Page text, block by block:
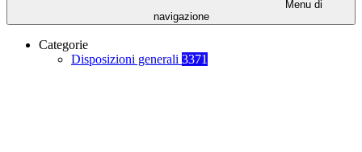
Menu di
navigazione
Categorie
Disposizioni generali 3371